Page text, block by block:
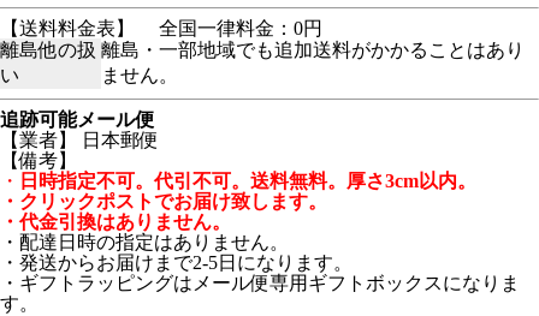
【送料料金表】
全国一律料金：0円
離島他の扱
い
離島・一部地域でも追加送料がかかることはあり
ません。
追跡可能メール便
【業者】 日本郵便
【備考】
・ 日時指定不可。代引不可。送料無料。厚さ3cm以内。
・クリックポストでお届け致します。
・代金引換はありません。
・配達日時の指定はありません。
・発送からお届けまで2-5日になります。
・ギフトラッピングはメール便専用ギフトボックスになりま
す。